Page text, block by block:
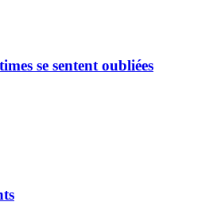
se sentent oubliées